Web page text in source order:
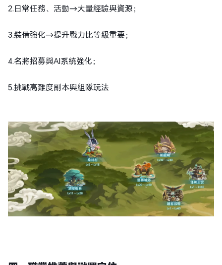
2.日常任務、活動→大量經驗與資源；
3.裝備強化→提升戰力比等級重要；
4.名將招募與AI系統強化；
5.挑戰高難度副本與組隊玩法